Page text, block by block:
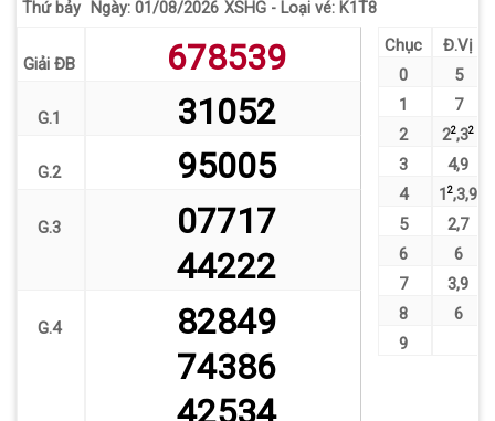
Thứ bảy Ngày: 01/08/2026 XSHG - Loại vé: K1T8
Giải ĐB 678539
G.1 31052
G.2 95005
G.3
07717
44222
G.4
82849
74386
42534
Chục
Đ.Vị
0
5
1
7
2
22,32
3 4,9
4
12,3,9
5
2,7
6
6
7
3,9
8
6
9